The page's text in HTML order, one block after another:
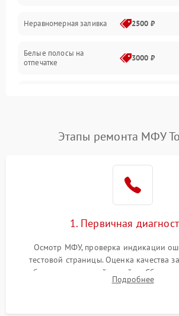
Дисплей и органы управления
Изображение
Неравномерная заливка 2500 ₽
Белые полосы на
отпечатке
3000 ₽
Этапы ремонта МФУ
1. Первичная
Осмотр МФУ, проверка индикации
тестовой страницы. Оценка качества
работы сканирующей линейки. Сбор
дефектах изображения или посторонних
Подробнее